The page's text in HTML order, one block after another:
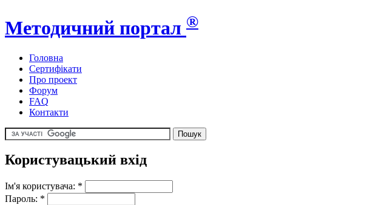
Методичний портал ®
Головна
Сертифікати
Про проект
Форум
FAQ
Контакти
Користувацький вхід
Ім'я користувача: *
Пароль: *